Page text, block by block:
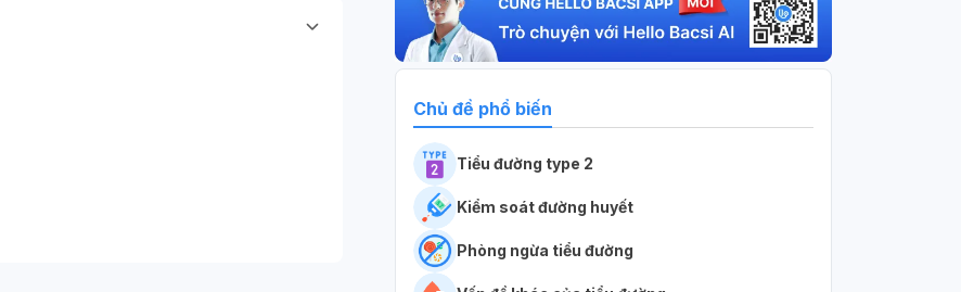
Chủ đề phổ biến
Tiểu đường type 2
Kiểm soát đường huyết
Phòng ngừa tiểu đường